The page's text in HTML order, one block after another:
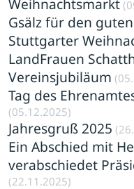
Weihnachtsmarkt
Gsälz für den
Stuttgarter
LandFrauen
Vereinsjubiläum
Tag des
(05.12.2025)
Jahresgruß 2025
Ein Abschied mit
verabschiedet
(22.11.2025)